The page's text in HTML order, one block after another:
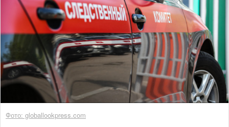
Фото: globallookpress.com